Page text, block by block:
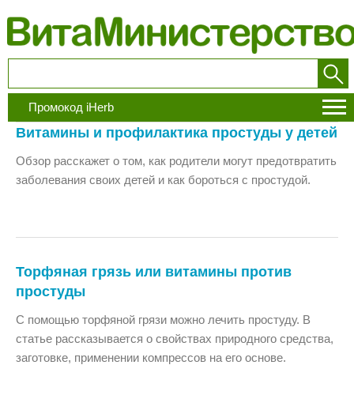
Промокод iHerb
Витамины и профилактика простуды у детей
Обзор расскажет о том, как родители могут предотвратить
заболевания своих детей и как бороться с простудой.
Торфяная грязь или витамины против
простуды
С помощью торфяной грязи можно лечить простуду. В
статье рассказывается о свойствах природного средства,
заготовке, применении компрессов на его основе.